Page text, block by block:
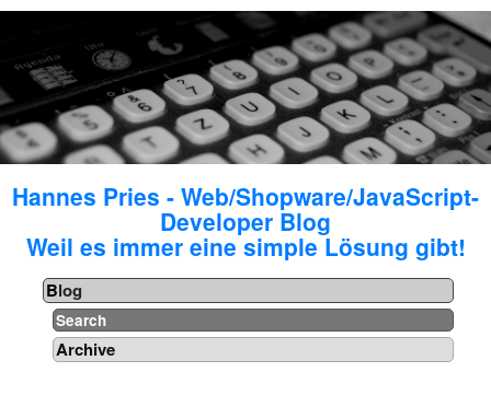
Hannes Pries - Web/Shopware/JavaScript-
Developer Blog
Weil es immer eine simple Lösung gibt!
Blog
Search
Archive